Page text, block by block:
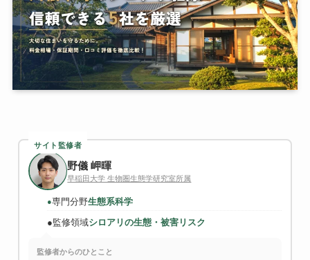
サイト監修者
野儀 岬暉
早稲田大学 生物圏生態学研究室所属
●専門分野生態系科学
●監修領域シロアリの生態・被害リスク
監修者からのひとこと